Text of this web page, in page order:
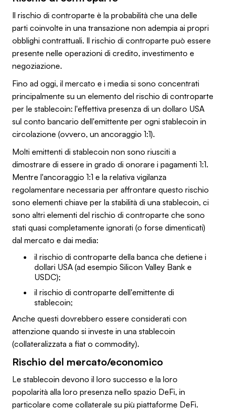
Il rischio di controparte è la probabilità che una delle
parti coinvolte in una transazione non adempia ai propri
obblighi contrattuali. Il rischio di controparte può essere
presente nelle operazioni di credito, investimento e
negoziazione.
Fino ad oggi, il mercato e i media si sono concentrati
principalmente su un elemento del rischio di controparte
per le stablecoin: l'effettiva presenza di un dollaro USA
sul conto bancario dell'emittente per ogni stablecoin in
circolazione (ovvero, un ancoraggio 1:1).
Molti emittenti di stablecoin non sono riusciti a
dimostrare di essere in grado di onorare i pagamenti 1:1.
Mentre l'ancoraggio 1:1 e la relativa vigilanza
regolamentare necessaria per affrontare questo rischio
sono elementi chiave per la stabilità di una stablecoin, ci
sono altri elementi del rischio di controparte che sono
stati quasi completamente ignorati (o forse dimenticati)
dal mercato e dai media:
il rischio di controparte della banca che detiene i
dollari USA (ad esempio Silicon Valley Bank e
USDC);
il rischio di controparte dell'emittente di
stablecoin;
Anche questi dovrebbero essere considerati con
attenzione quando si investe in una stablecoin
(collateralizzata a fiat o commodity).
Rischio del mercato/economico
Le stablecoin devono il loro successo e la loro
popolarità alla loro presenza nello spazio DeFi, in
particolare come collaterale su più piattaforme DeFi.